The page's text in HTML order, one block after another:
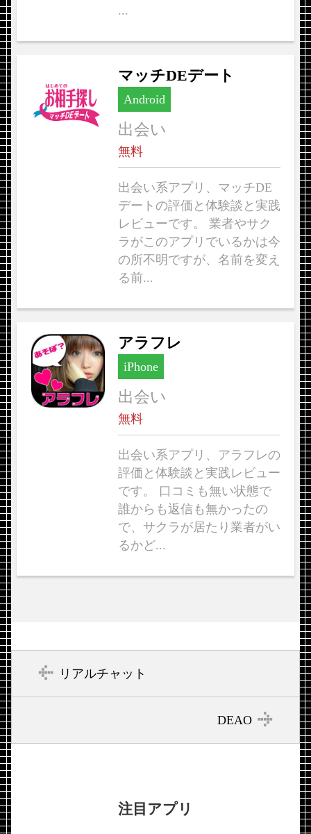
...
マッチDEデート
Android
出会い
無料
出会い系アプリ、マッチDE
デートの評価と体験談と実践
レビューです。 業者やサク
ラがこのアプリでいるかは今
の所不明ですが、名前を変え
る前...
アラフレ
iPhone
出会い
無料
出会い系アプリ、アラフレの
評価と体験談と実践レビュー
です。 口コミも無い状態で
誰からも返信も無かったの
で、サクラが居たり業者がい
るかど...
リアルチャット
DEAO
注目アプリ